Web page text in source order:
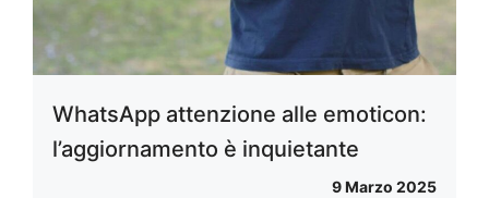
WhatsApp attenzione alle emoticon:
l’aggiornamento è inquietante
9 Marzo 2025